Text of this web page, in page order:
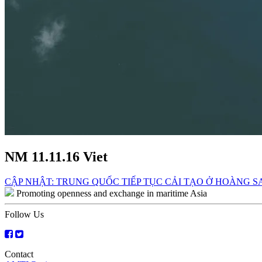
NM 11.11.16 Viet
Post
navigation
CẬP NHẬT: TRUNG QUỐC TIẾP TỤC CẢI TẠO Ở HOÀNG
Promoting openness and exchange in maritime Asia
Follow Us
Contact